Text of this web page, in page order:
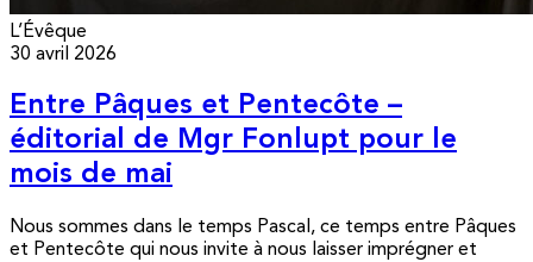
L’Évêque
30 avril 2026
Entre Pâques et Pentecôte –
éditorial de Mgr Fonlupt pour le
mois de mai
Nous sommes dans le temps Pascal, ce temps entre Pâques
et Pentecôte qui nous invite à nous laisser imprégner et